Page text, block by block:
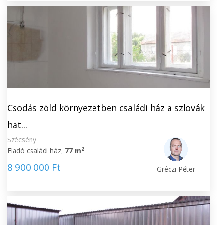
Csodás zöld környezetben családi ház a szlovák
hat...
Szécsény
Eladó családi ház, 77 m2
8 900 000 Ft Gréczi Péter